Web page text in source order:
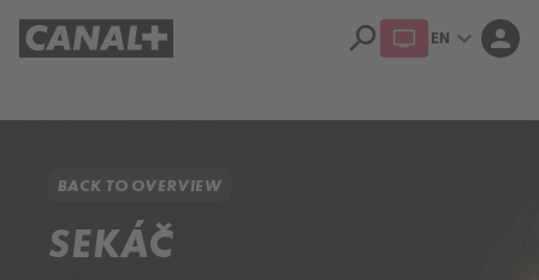
search EN expand_more person
BACK TO OVERVIEW
SEKÁČ